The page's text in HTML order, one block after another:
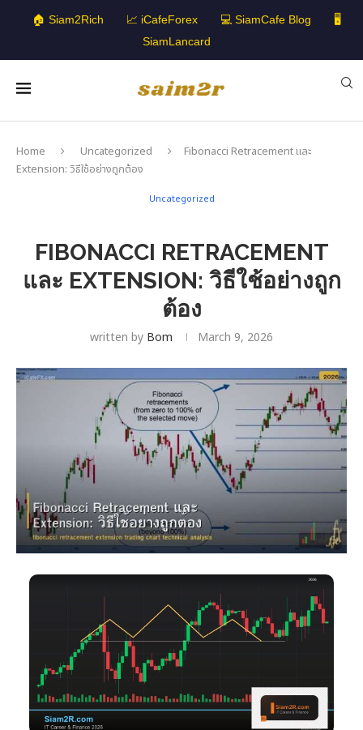
🏠 Siam2Rich 📈 iCafeForex 💻 SiamCafe Blog
🖥️
SiamLancard
Home Uncategorized
Fibonacci Retracement และ
Extension: วิธีใช้อย่างถูกต้อง
Uncategorized
FIBONACCI RETRACEMENT
และ EXTENSION: วิธีใช้อย่างถูก
ต้อง
written by Bom March 9, 2026